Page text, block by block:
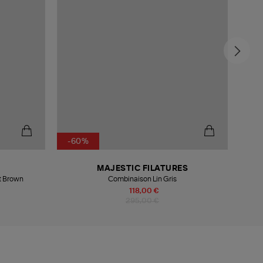
Brown
-60%
118,00 €
MAJESTIC FILATURES
Combinaison Lin Gris